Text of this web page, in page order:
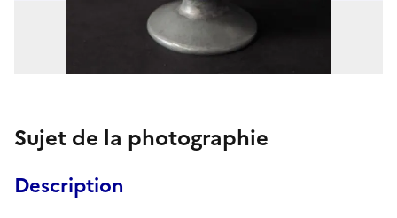
Sujet de la photographie
Description